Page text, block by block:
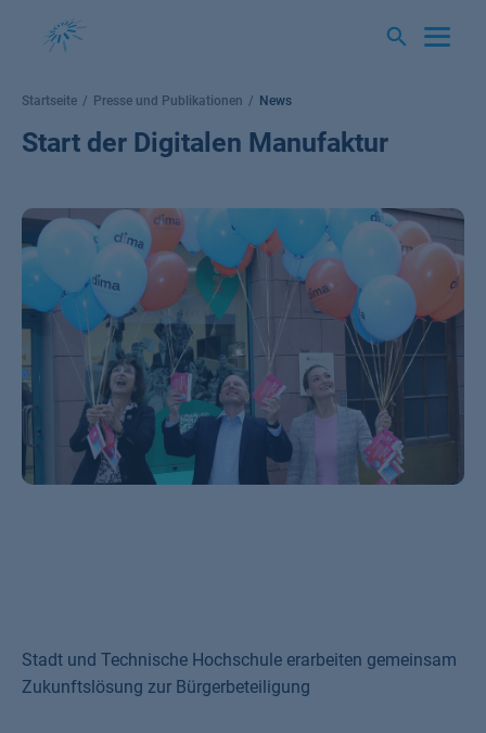
Startseite Presse und Publikationen News
Start der Digitalen Manufaktur
Stadt und Technische Hochschule erarbeiten gemeinsam
Zukunftslösung zur Bürgerbeteiligung